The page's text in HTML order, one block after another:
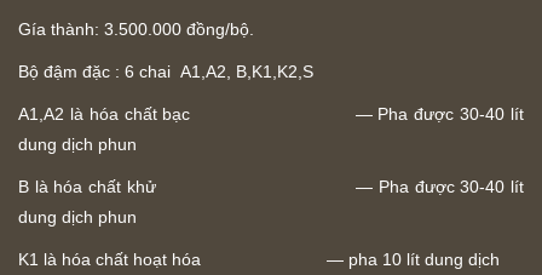
Gía thành: 3.500.000 đồng/bộ.
Bộ đậm đặc : 6 chai A1,A2, B,K1,K2,S
A1,A2 là hóa chất bạc — Pha được 30-40 lít
dung dịch phun
B là hóa chất khử — Pha được 30-40 lít
dung dịch phun
K1 là hóa chất hoạt hóa — pha 10 lít dung dịch